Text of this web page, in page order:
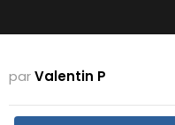
parValentin P